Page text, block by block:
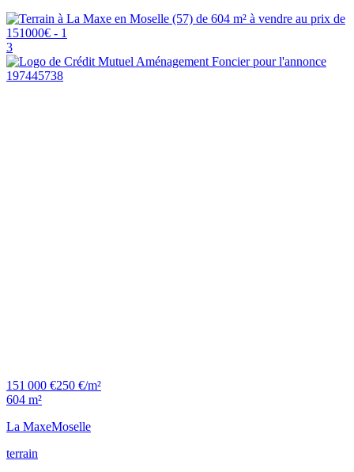
3
151 000 €250 €/m²
604 m²
La MaxeMoselle
terrain